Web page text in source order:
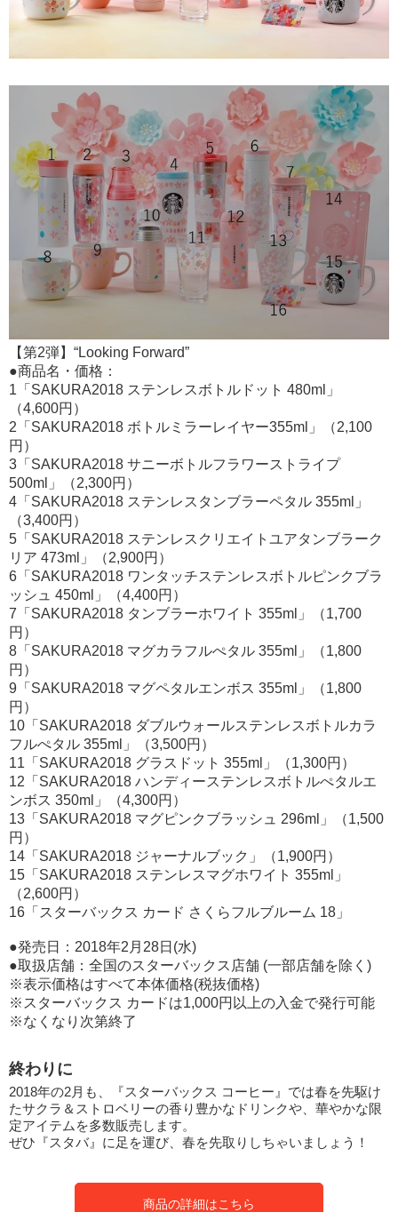
【第2弾】“Looking Forward”
●商品名・価格：
1「SAKURA2018 ステンレスボトルドット 480ml」
（4,600円）
2「SAKURA2018 ボトルミラーレイヤー355ml」（2,100
円）
3「SAKURA2018 サニーボトルフラワーストライプ
500ml」（2,300円）
4「SAKURA2018 ステンレスタンブラーペタル 355ml」
（3,400円）
5「SAKURA2018 ステンレスクリエイトユアタンブラーク
リア 473ml」（2,900円）
6「SAKURA2018 ワンタッチステンレスボトルピンクブラ
ッシュ 450ml」（4,400円）
7「SAKURA2018 タンブラーホワイト 355ml」（1,700
円）
8「SAKURA2018 マグカラフルぺタル 355ml」（1,800
円）
9「SAKURA2018 マグペタルエンボス 355ml」（1,800
円）
10「SAKURA2018 ダブルウォールステンレスボトルカラ
フルぺタル 355ml」（3,500円）
11「SAKURA2018 グラスドット 355ml」（1,300円）
12「SAKURA2018 ハンディーステンレスボトルぺタルエ
ンボス 350ml」（4,300円）
13「SAKURA2018 マグピンクブラッシュ 296ml」（1,500
円）
14「SAKURA2018 ジャーナルブック」（1,900円）
15「SAKURA2018 ステンレスマグホワイト 355ml」
（2,600円）
16「スターバックス カード さくらフルブルーム 18」
●発売日：2018年2月28日(水)
●取扱店舗：全国のスターバックス店舗 (一部店舗を除く)
※表示価格はすべて本体価格(税抜価格)
※スターバックス カードは1,000円以上の入金で発行可能
※なくなり次第終了
終わりに
2018年の2月も、『スターバックス コーヒー』では春を先駆け
たサクラ＆ストロベリーの香り豊かなドリンクや、華やかな限
定アイテムを多数販売します。
ぜひ『スタバ』に足を運び、春を先取りしちゃいましょう！
商品の詳細はこちら